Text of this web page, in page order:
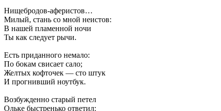
Нищебродов-аферистов…
Милый, стань со мной неистов:
В нашей пламенной ночи
Ты как следует рычи.
Есть приданного немало:
По бокам свисает сало;
Желтых кофточек — сто штук
И прогнивший ноутбук.
Возбужденно старый петел
Ольке быстренько ответил: